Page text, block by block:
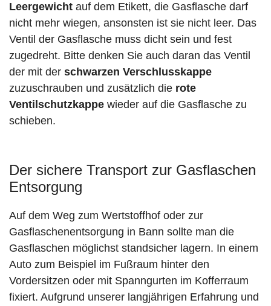
Leergewicht auf dem Etikett, die Gasflasche darf
nicht mehr wiegen, ansonsten ist sie nicht leer. Das
Ventil der Gasflasche muss dicht sein und fest
zugedreht. Bitte denken Sie auch daran das Ventil
der mit der schwarzen Verschlusskappe
zuzuschrauben und zusätzlich die rote
Ventilschutzkappe wieder auf die Gasflasche zu
schieben.
Der sichere Transport zur Gasflaschen
Entsorgung
Auf dem Weg zum Wertstoffhof oder zur
Gasflaschenentsorgung in Bann sollte man die
Gasflaschen möglichst standsicher lagern. In einem
Auto zum Beispiel im Fußraum hinter den
Vordersitzen oder mit Spanngurten im Kofferraum
fixiert. Aufgrund unserer langjährigen Erfahrung und